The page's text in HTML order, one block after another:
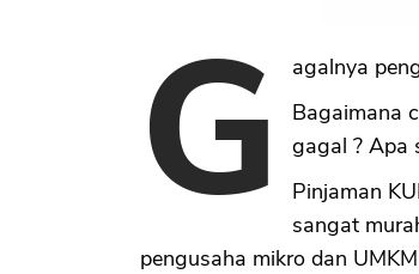
G agalnya
Bagaimana
gagal ? Apa
Pinjaman
sangat
pengusaha mikro dan